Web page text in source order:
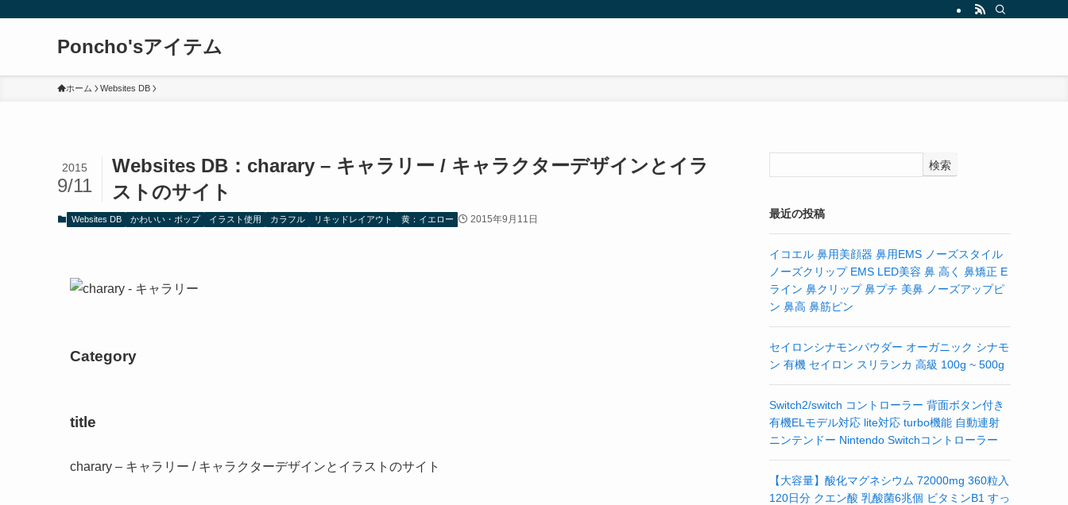
Poncho'sアイテム
ホーム Websites DB
Websites DB：charary – キャラリー / キャラクターデザインとイラ
ストのサイト
2015
9/11
Websites DB かわいい・ポップ イラスト使用 カラフル リキッドレイアウト 黄：イエロー 2015年9月11日
Category
title
charary – キャラリー / キャラクターデザインとイラストのサイト
検索
最近の投稿
イコエル 鼻用美顔器 鼻用EMS ノーズスタイル
ノーズクリップ EMS LED美容 鼻 高く 鼻矯正 E
ライン 鼻クリップ 鼻プチ 美鼻 ノーズアップピ
ン 鼻高 鼻筋ピン
セイロンシナモンパウダー オーガニック シナモ
ン 有機 セイロン スリランカ 高級 100g ~ 500g
Switch2/switch コントローラー 背面ボタン付き
有機ELモデル対応 lite対応 turbo機能 自動連射
ニンテンドー Nintendo Switchコントローラー
【大容量】酸化マグネシウム 72000mg 360粒入
120日分 クエン酸 乳酸菌6兆個 ビタミンB1 すっ